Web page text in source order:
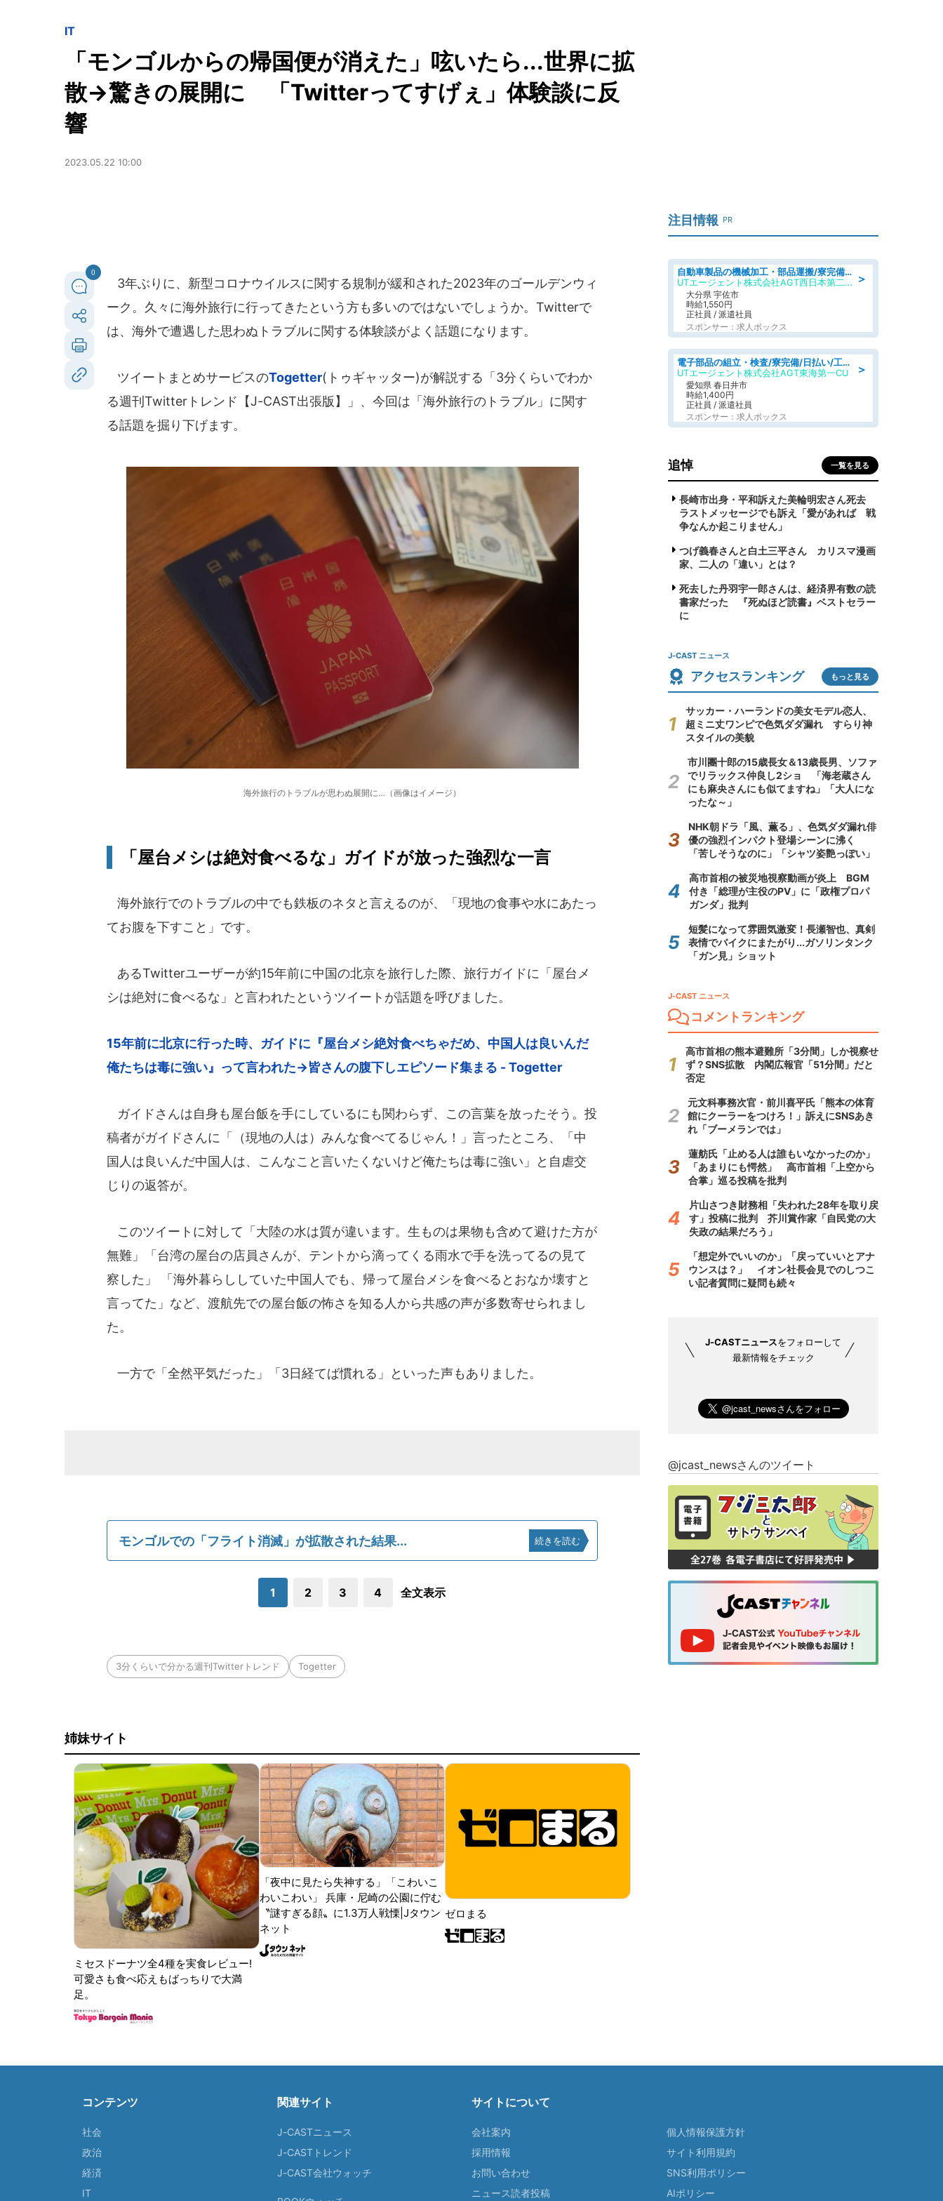
IT
「モンゴルからの帰国便が消えた」呟いたら...世界に拡
散→驚きの展開に 「Twitterってすげぇ」体験談に反
響
2023.05.22 10:00
0
3年ぶりに、新型コロナウイルスに関する規制が緩和された2023年のゴールデンウィ
ーク。久々に海外旅行に行ってきたという方も多いのではないでしょうか。Twitterで
は、海外で遭遇した思わぬトラブルに関する体験談がよく話題になります。
ツイートまとめサービスのTogetter(トゥギャッター)が解説する「3分くらいでわか
る週刊Twitterトレンド【J-CAST出張版】」、今回は「海外旅行のトラブル」に関す
る話題を掘り下げます。
海外旅行のトラブルが思わぬ展開に…（画像はイメージ）
「屋台メシは絶対食べるな」ガイドが放った強烈な一言
海外旅行でのトラブルの中でも鉄板のネタと言えるのが、「現地の食事や水にあたっ
てお腹を下すこと」です。
あるTwitterユーザーが約15年前に中国の北京を旅行した際、旅行ガイドに「屋台メ
シは絶対に食べるな」と言われたというツイートが話題を呼びました。
15年前に北京に行った時、ガイドに『屋台メシ絶対食べちゃだめ、中国人は良いんだ
俺たちは毒に強い』って言われた→皆さんの腹下しエピソード集まる - Togetter
ガイドさんは自身も屋台飯を手にしているにも関わらず、この言葉を放ったそう。投
稿者がガイドさんに「（現地の人は）みんな食べてるじゃん！」言ったところ、「中
国人は良いんだ中国人は、こんなこと言いたくないけど俺たちは毒に強い」と自虐交
じりの返答が。
このツイートに対して「大陸の水は質が違います。生ものは果物も含めて避けた方が
無難」「台湾の屋台の店員さんが、テントから滴ってくる雨水で手を洗ってるの見て
察した」 「海外暮らししていた中国人でも、帰って屋台メシを食べるとおなか壊すと
言ってた」など、渡航先での屋台飯の怖さを知る人から共感の声が多数寄せられまし
た。
一方で「全然平気だった」「3日経てば慣れる」といった声もありました。
モンゴルでの「フライト消滅」が拡散された結果... 続きを読む
1 2 3 4 全文表示
3分くらいで分かる週刊Twitterトレンド Togetter
姉妹サイト
ミセスドーナツ全4種を実食レビュー!
可愛さも食べ応えもばっちりで大満
足。
「夜中に見たら失神する」「こわいこ
わいこわい」 兵庫・尼崎の公園に佇む
〝謎すぎる顔〟に1.3万人戦慄|Jタウン
ネット
ゼロまる
注目情報 PR
＞
自動車製品の機械加工・部品運搬/寮完備/日払い/工場・製造
UTエージェント株式会社AGT西日本第二CU
大分県 宇佐市
時給1,550円
正社員 / 派遣社員
スポンサー：求人ボックス
＞
電子部品の組立・検査/寮完備/日払い/工場・製造
UTエージェント株式会社AGT東海第一CU
愛知県 春日井市
時給1,400円
正社員 / 派遣社員
スポンサー：求人ボックス
追悼 一覧を見る
長崎市出身・平和訴えた美輪明宏さん死去
ラストメッセージでも訴え「愛があれば 戦
争なんか起こりません」
つげ義春さんと白土三平さん カリスマ漫画
家、二人の「違い」とは？
死去した丹羽宇一郎さんは、経済界有数の読
書家だった 『死ぬほど読書』ベストセラー
に
J-CAST ニュース
アクセスランキング もっと見る
サッカー・ハーランドの美女モデル恋人、
超ミニ丈ワンピで色気ダダ漏れ すらり神
スタイルの美貌
市川團十郎の15歳長女＆13歳長男、ソファ
でリラックス仲良し2ショ 「海老蔵さん
にも麻央さんにも似てますね」「大人にな
ったな～」
NHK朝ドラ「風、薫る」、色気ダダ漏れ俳
優の強烈インパクト登場シーンに沸く
「苦しそうなのに」「シャツ姿艶っぽい」
高市首相の被災地視察動画が炎上 BGM
付き「総理が主役のPV」に「政権プロパ
ガンダ」批判
短髪になって雰囲気激変！長瀬智也、真剣
表情でバイクにまたがり...ガソリンタンク
「ガン見」ショット
J-CAST ニュース
コメントランキング
高市首相の熊本避難所「3分間」しか視察せ
ず？SNS拡散 内閣広報官「51分間」だと
否定
元文科事務次官・前川喜平氏「熊本の体育
館にクーラーをつけろ！」訴えにSNSあき
れ「ブーメランでは」
蓮舫氏「止める人は誰もいなかったのか」
「あまりにも愕然」 高市首相「上空から
合掌」巡る投稿を批判
片山さつき財務相「失われた28年を取り戻
す」投稿に批判 芥川賞作家「自民党の大
失政の結果だろう」
「想定外でいいのか」「戻っていいとアナ
ウンスは？」 イオン社長会見でのしつこ
い記者質問に疑問も続々
J-CASTニュースをフォローして
最新情報をチェック
@jcast_newsさんのツイート
コンテンツ
社会
政治
経済
IT
関連サイト
J-CASTニュース
J-CASTトレンド
J-CAST会社ウォッチ
サイトについて
会社案内
採用情報
お問い合わせ
ニュース読者投稿
個人情報保護方針
サイト利用規約
SNS利用ポリシー
AIポリシー